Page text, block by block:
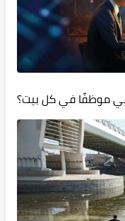
موظفًا في كل بيت؟